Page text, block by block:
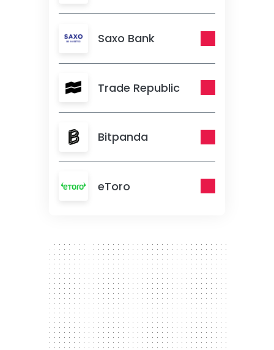
Saxo Bank
Trade Republic
Bitpanda
eToro
300 x 250